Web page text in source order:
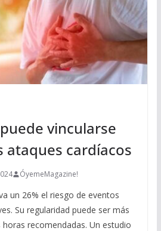
vincularse
ataques cardíacos
ÓyemeMagazine!
un 26% el riesgo de eventos
Su regularidad puede ser más
recomendadas. Un estudio